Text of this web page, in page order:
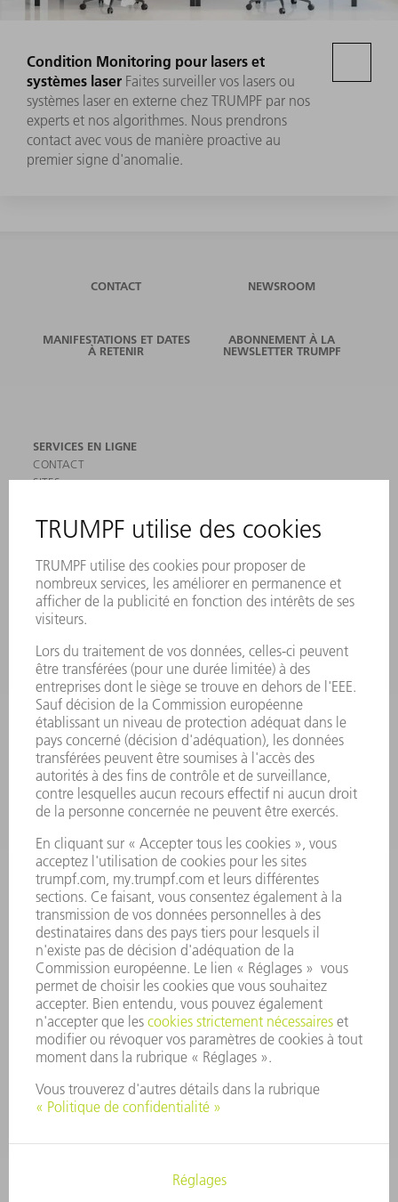
Condition Monitoring pour lasers et
systèmes laser Faites surveiller vos lasers ou
systèmes laser en externe chez TRUMPF par nos
experts et nos algorithmes. Nous prendrons
contact avec vous de manière proactive au
premier signe d'anomalie.
CONTACT NEWSROOM
MANIFESTATIONS ET DATES
À RETENIR
ABONNEMENT À LA
NEWSLETTER TRUMPF
SERVICES EN LIGNE
CONTACT
SITES
INSCRIPTION À LA NEWSLETTER
MYTRUMPF
PRODUITS
MACHINES & SYSTÈMES
LASER
ELECTRONIQUE DE PUISSANCE
OUTILS ÉLECTRIQUES
SMART FACTORY
LOGICIEL
SERVICES
APPLICATIONS
SECTEURS D'ACTIVITÉ
ENTREPRISE
CARRIÈRE
OFFRES D'EMPLOI
PROFIL DE L'ENTREPRISE
CONSEIL D'ADMINISTRATION
RAPPORT ANNUEL
PRINCIPES FONDAMENTAUX DE L'ENTREPRISE
CONFORMITÉ
SYSTÈME D'ALERTE
SÉCURITÉ
COMMUNIQUÉS DE PRESSE
MAGAZINE
DURABILITÉ
ENVIRONNEMENT ET CLIMAT
SOCIAL ET SOCIÉTÉ
GESTION D'ENTREPRISE
PROTECTION DES DONNÉES PERSONNELLES